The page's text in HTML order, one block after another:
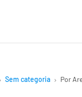
Sem categoria Por